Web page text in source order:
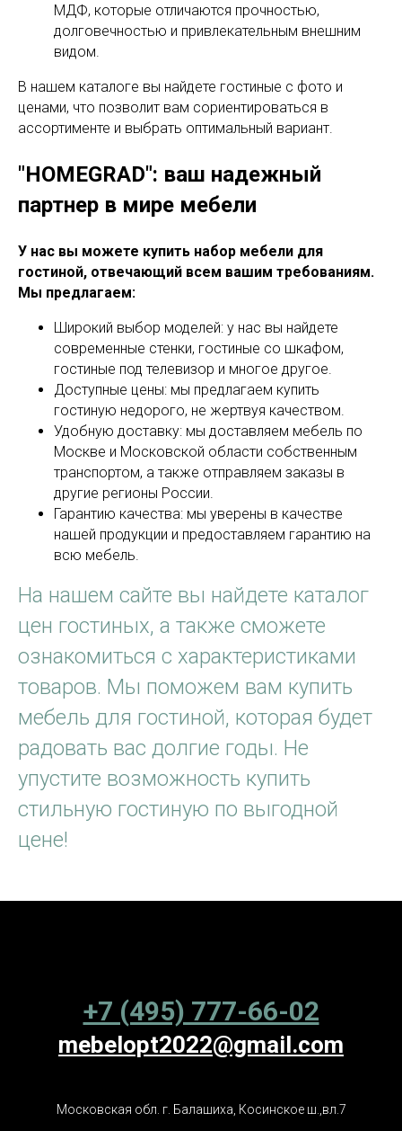
МДФ, которые отличаются прочностью,
долговечностью и привлекательным внешним
видом.
В нашем каталоге вы найдете гостиные с фото и
ценами, что позволит вам сориентироваться в
ассортименте и выбрать оптимальный вариант.
"HOMEGRAD": ваш надежный
партнер в мире мебели
У нас вы можете купить набор мебели для
гостиной, отвечающий всем вашим требованиям.
Мы предлагаем:
Широкий выбор моделей: у нас вы найдете
современные стенки, гостиные со шкафом,
гостиные под телевизор и многое другое.
Доступные цены: мы предлагаем купить
гостиную недорого, не жертвуя качеством.
Удобную доставку: мы доставляем мебель по
Москве и Московской области собственным
транспортом, а также отправляем заказы в
другие регионы России.
Гарантию качества: мы уверены в качестве
нашей продукции и предоставляем гарантию на
всю мебель.
На нашем сайте вы найдете каталог
цен гостиных, а также сможете
ознакомиться с характеристиками
товаров. Мы поможем вам купить
мебель для гостиной, которая будет
радовать вас долгие годы. Не
упустите возможность купить
стильную гостиную по выгодной
цене!
+7 (495) 777-66-02
mebelopt2022@gmail.com
Московская обл. г. Балашиха, Косинское ш.,вл.7